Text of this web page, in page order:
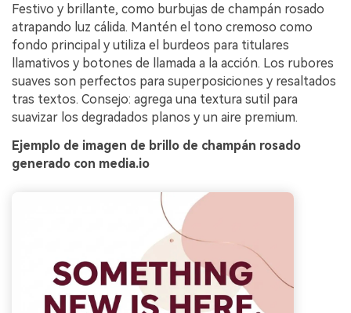
Festivo y brillante, como burbujas de champán rosado
atrapando luz cálida. Mantén el tono cremoso como
fondo principal y utiliza el burdeos para titulares
llamativos y botones de llamada a la acción. Los rubores
suaves son perfectos para superposiciones y resaltados
tras textos. Consejo: agrega una textura sutil para
suavizar los degradados planos y un aire premium.
Ejemplo de imagen de brillo de champán rosado
generado con media.io